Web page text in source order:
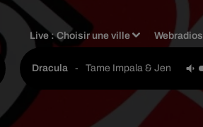
Live :Choisir une ville Webradios
Dracula - Tame Impala & Jennie